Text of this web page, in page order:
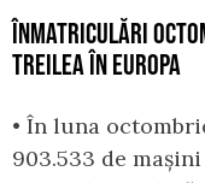
ÎNMATRICULĂRI
TREILEA ÎN EUROPA
• În luna
903.533 de